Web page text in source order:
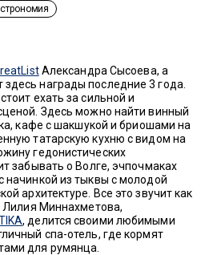
Александра Сысоева, а
здесь награды последние 3 года.
ехать за сильной и
Здесь можно найти винный
кафе с шакшукой и бриошами на
татарскую кухню с видом на
гедонистических
забывать о Волге, эчпочмаках
начинкой из тыквы с молодой
архитектуре. Все это звучит как
Лилия Миннахметова,
, делится своими любимыми
спа-отель, где кормят
для румянца.